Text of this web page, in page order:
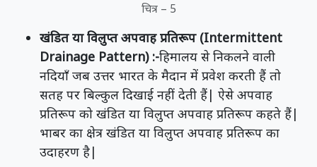
चित्र – 5
खंडित या विलुप्त अपवाह प्रतिरूप (Intermittent
Drainage Pattern) :-हिमालय से निकलने वाली
नदियाँ जब उत्तर भारत के मैदान में प्रवेश करती हैं तो
सतह पर बिल्कुल दिखाई नहीं देती हैं| ऐसे अपवाह
प्रतिरूप को खंडित या विलुप्त अपवाह प्रतिरूप कहते हैं|
भाबर का क्षेत्र खंडित या विलुप्त अपवाह प्रतिरूप का
उदाहरण है|